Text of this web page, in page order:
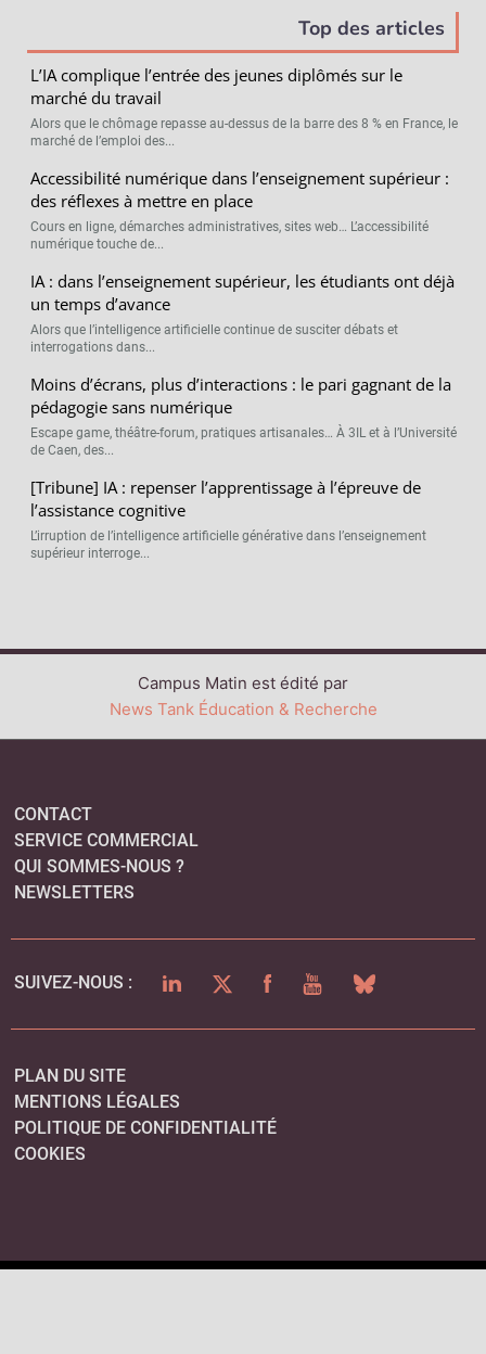
Top des articles
L’IA complique l’entrée des jeunes diplômés sur le
marché du travail
Alors que le chômage repasse au-dessus de la barre des 8 % en France, le
marché de l’emploi des...
Accessibilité numérique dans l’enseignement supérieur :
des réflexes à mettre en place
Cours en ligne, démarches administratives, sites web… L’accessibilité
numérique touche de...
IA : dans l’enseignement supérieur, les étudiants ont déjà
un temps d’avance
Alors que l’intelligence artificielle continue de susciter débats et
interrogations dans...
Moins d’écrans, plus d’interactions : le pari gagnant de la
pédagogie sans numérique
Escape game, théâtre-forum, pratiques artisanales… À 3IL et à l’Université
de Caen, des...
[Tribune] IA : repenser l’apprentissage à l’épreuve de
l’assistance cognitive
L’irruption de l’intelligence artificielle générative dans l’enseignement
supérieur interroge...
Campus Matin est édité par
News Tank Éducation & Recherche
CONTACT
SERVICE COMMERCIAL
QUI SOMMES-NOUS ?
NEWSLETTERS
SUIVEZ-NOUS : LINKEDINTWITTERFACEBOOKYOUTUBEBLUESKY
PLAN DU SITE
MENTIONS LÉGALES
POLITIQUE DE CONFIDENTIALITÉ
COOKIES